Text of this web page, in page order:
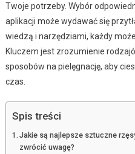
Twoje potrzeby. Wybór
aplikacji może wydawać się
wiedzą i narzędziami, każdy
Kluczem jest zrozumienie
sposobów na pielęgnację, aby
czas.
Spis treści
Jakie są najlepsze sztuczne
zwrócić uwagę?